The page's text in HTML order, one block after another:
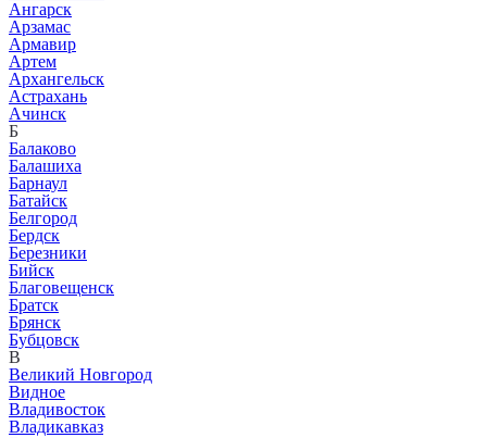
Ангарск
Арзамас
Армавир
Артем
Архангельск
Астрахань
Ачинск
Б
Балаково
Балашиха
Барнаул
Батайск
Белгород
Бердск
Березники
Бийск
Благовещенск
Братск
Брянск
Бубцовск
В
Великий Новгород
Видное
Владивосток
Владикавказ